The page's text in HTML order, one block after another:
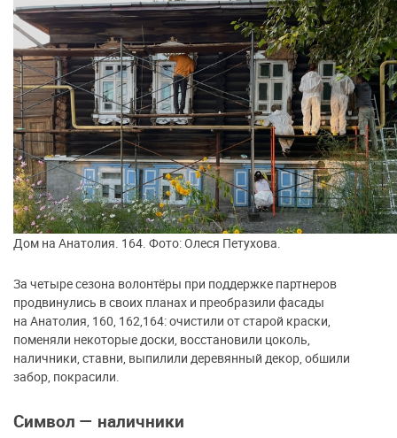
Дом на Анатолия. 164. Фото: Олеся Петухова.
За четыре сезона волонтёры при поддержке партнеров
продвинулись в своих планах и преобразили фасады
на Анатолия, 160, 162,164: очистили от старой краски,
поменяли некоторые доски, восстановили цоколь,
наличники, ставни, выпилили деревянный декор, обшили
забор, покрасили.
Символ — наличники